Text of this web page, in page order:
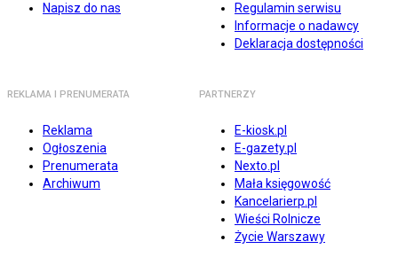
Napisz do nas
Regulamin serwisu
Informacje o nadawcy
Deklaracja dostępności
REKLAMA I PRENUMERATA
Reklama
Ogłoszenia
Prenumerata
Archiwum
PARTNERZY
E-kiosk.pl
E-gazety.pl
Nexto.pl
Mała księgowość
Kancelarierp.pl
Wieści Rolnicze
Życie Warszawy